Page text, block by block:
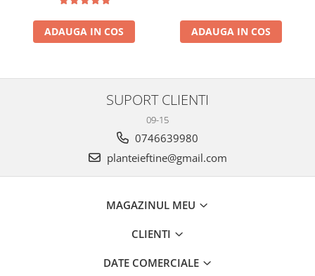
ADAUGA IN COS ADAUGA IN COS
SUPORT CLIENTI
09-15
0746639980
planteieftine@gmail.com
MAGAZINUL MEU
CLIENTI
DATE COMERCIALE